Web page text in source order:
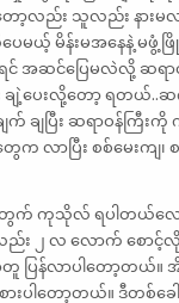
ာ့လည်း သူလည်း နားမလ
ေမယ့် မိန်းမအနေနဲ့ မဖွံ့
င် အဆင်ပြေမလဲလို့ ဆရ
ျဲ့ပေးလို့တော့ ရတယ်..ဆ
ျပြီး ဆရာဝန်ကြီးကို
လာပြီး စစ်မေးကျ၊
ကုသိုလ် ရပါတယ်လေ ဆို
ည်း ၂ လ လောက် စောင့်
တူ ပြန်လာပါတော့တယ်
းပါတော့တယ်။ ဒီတစ်